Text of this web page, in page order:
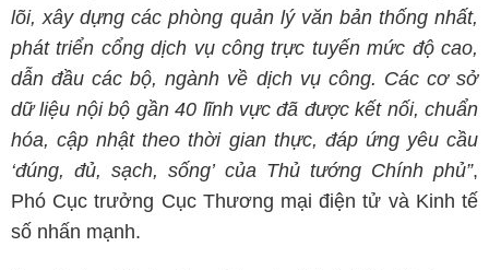
lõi, xây dựng các phòng quản lý văn bản thống nhất,
phát triển cổng dịch vụ công trực tuyến mức độ cao,
dẫn đầu các bộ, ngành về dịch vụ công. Các cơ sở
dữ liệu nội bộ gần 40 lĩnh vực đã được kết nối, chuẩn
hóa, cập nhật theo thời gian thực, đáp ứng yêu cầu
‘đúng, đủ, sạch, sống’ của Thủ tướng Chính phủ”,
Phó Cục trưởng Cục Thương mại điện tử và Kinh tế
số nhấn mạnh.